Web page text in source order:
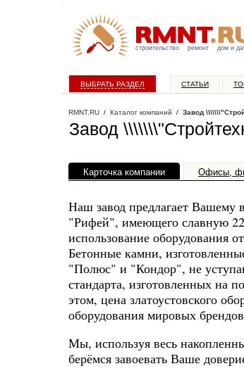
строительство ремонт дом и
ВЫБРАТЬ РАЗДЕЛ СТАТЬИ
RMNT.RU / Каталог компаний / Завод
Завод
Карточка компании Офисы,
Наш завод предлагает Вашему
"Рифей", имеющего славную
использование оборудования
Бетонные камни,
"Полюс" и "Кондор", не
стандарта, изготовленных на
этом, цена златоустовского
оборудования мировых
Мы, используя весь
берёмся завоевать Ваше